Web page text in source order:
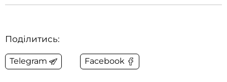
Поділитись:
Telegram Facebook